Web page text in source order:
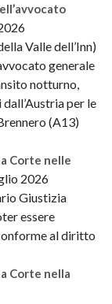
Valle dell’Inn)
generale
notturno,
per le
(A13)
Corte nelle
2026
Giustizia
essere
al diritto
Corte nella